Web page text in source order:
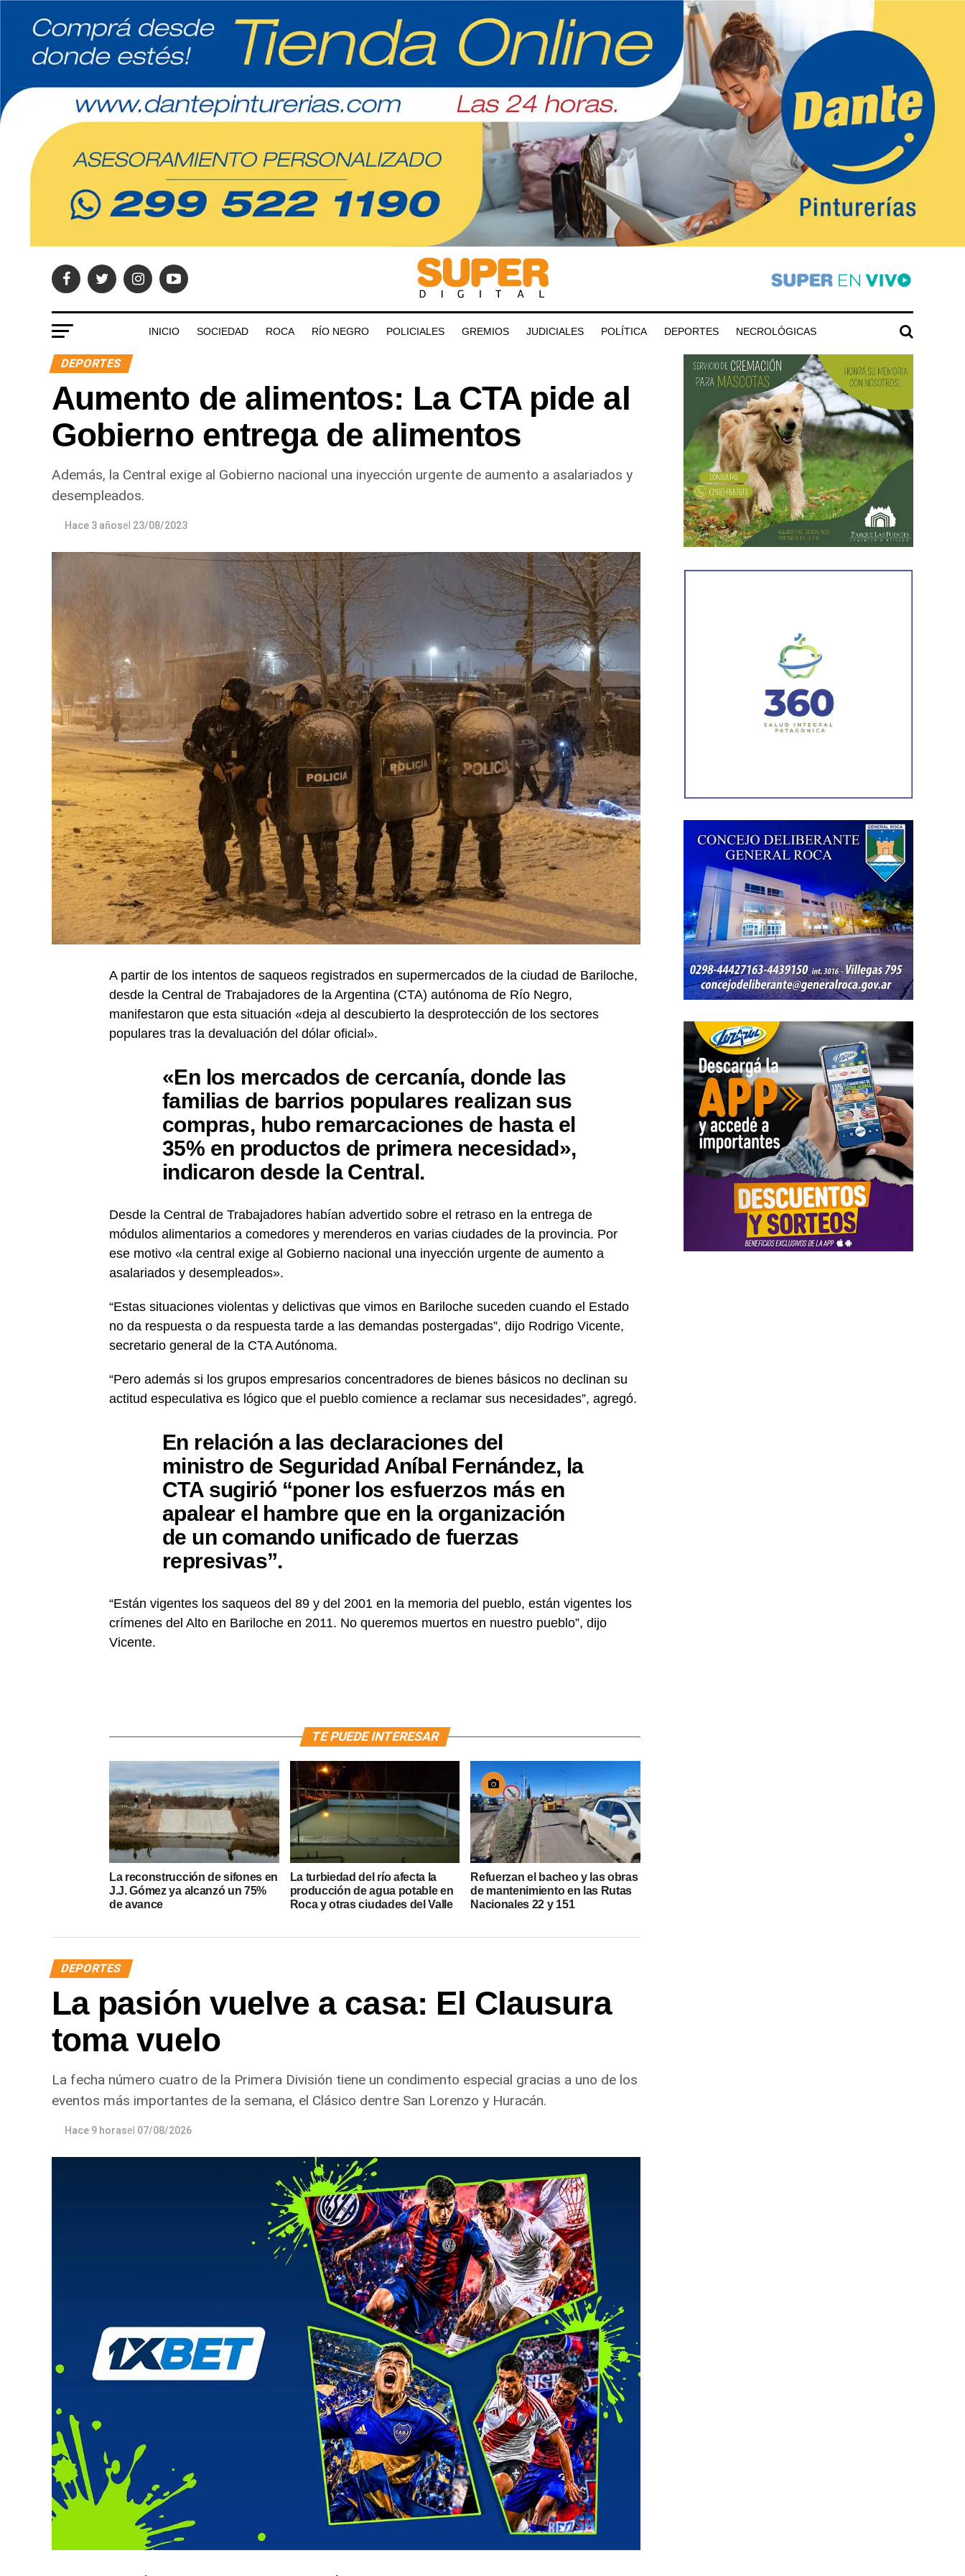
INICIO SOCIEDAD ROCA RÍO NEGRO POLICIALES GREMIOS JUDICIALES POLÍTICA DEPORTES NECROLÓGICAS
DEPORTES
Aumento de alimentos: La CTA pide al
Gobierno entrega de alimentos
Además, la Central exige al Gobierno nacional una inyección urgente de aumento a asalariados y
desempleados.
Hace 3 añosel 23/08/2023
A partir de los intentos de saqueos registrados en supermercados de la ciudad de Bariloche,
desde la Central de Trabajadores de la Argentina (CTA) autónoma de Río Negro,
manifestaron que esta situación «deja al descubierto la desprotección de los sectores
populares tras la devaluación del dólar oficial».
«En los mercados de cercanía, donde las
familias de barrios populares realizan sus
compras, hubo remarcaciones de hasta el
35% en productos de primera necesidad»,
indicaron desde la Central.
Desde la Central de Trabajadores habían advertido sobre el retraso en la entrega de
módulos alimentarios a comedores y merenderos en varias ciudades de la provincia. Por
ese motivo «la central exige al Gobierno nacional una inyección urgente de aumento a
asalariados y desempleados».
“Estas situaciones violentas y delictivas que vimos en Bariloche suceden cuando el Estado
no da respuesta o da respuesta tarde a las demandas postergadas”, dijo Rodrigo Vicente,
secretario general de la CTA Autónoma.
“Pero además si los grupos empresarios concentradores de bienes básicos no declinan su
actitud especulativa es lógico que el pueblo comience a reclamar sus necesidades”, agregó.
En relación a las declaraciones del
ministro de Seguridad Aníbal Fernández, la
CTA sugirió “poner los esfuerzos más en
apalear el hambre que en la organización
de un comando unificado de fuerzas
represivas”.
“Están vigentes los saqueos del 89 y del 2001 en la memoria del pueblo, están vigentes los
crímenes del Alto en Bariloche en 2011. No queremos muertos en nuestro pueblo”, dijo
Vicente.
TE PUEDE INTERESAR
La reconstrucción de sifones en
J.J. Gómez ya alcanzó un 75%
de avance
La turbiedad del río afecta la
producción de agua potable en
Roca y otras ciudades del Valle
Refuerzan el bacheo y las obras
de mantenimiento en las Rutas
Nacionales 22 y 151
DEPORTES
La pasión vuelve a casa: El Clausura
toma vuelo
La fecha número cuatro de la Primera División tiene un condimento especial gracias a uno de los
eventos más importantes de la semana, el Clásico dentre San Lorenzo y Huracán.
Hace 9 horasel 07/08/2026